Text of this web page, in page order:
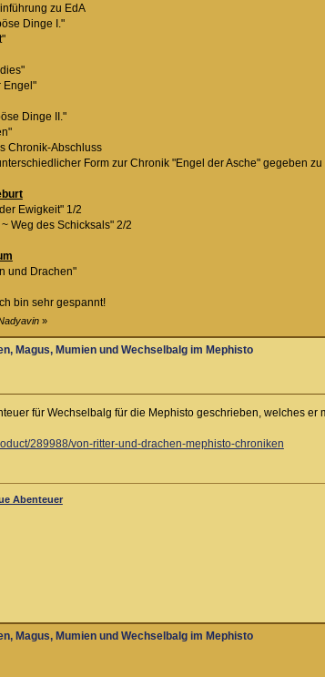
zu EdA
Dinge I."
Engel"
Dinge II."
Chronik-Abschluss
Form zur Chronik "Engel der Asche" gegeben zu
Ewigkeit" 1/2
Weg des Schicksals" 2/2
und Drachen"
bin sehr gespannt!
»
Magus, Mumien und Wechselbalg im Mephisto
für Wechselbalg für die Mephisto geschrieben, welches
289988/von-ritter-und-drachen-mephisto-chroniken
Abenteuer
Magus, Mumien und Wechselbalg im Mephisto